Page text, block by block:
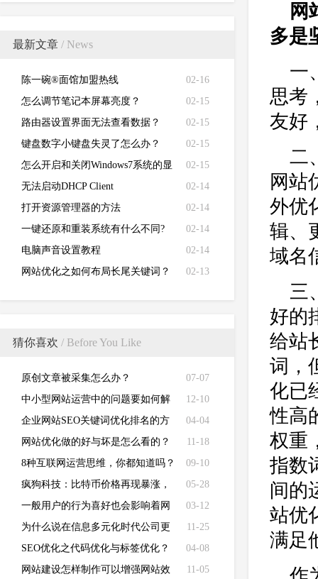
最新文章 / News
02-16
陈一碗®面馆加盟热线
02-15
怎么调节笔记本屏幕亮度？
02-15
路由器设置界面无法查看数据？
02-15
键盘数字小键盘失灵了怎么办？
02-15
怎么开启和关闭Windows7系统的显
卡硬件加速功能
02-14
无法启动DHCP Client
02-14
打开资源管理器的方法
02-14
一键还原和重装系统有什么不同?
02-14
电脑声音设置教程
02-13
网站优化之如何布局长尾关键词？
猜你喜欢 / Before You Like
07-07
原创文章被采集怎么办？
12-10
中小型网站运营中的问题要如何解
决？
04-04
企业网站SEO关键词优化排名的方
法
11-18
网站优化做的好与坏是怎么看的？
09-10
8种互联网运营思维，你都知道吗？
05-28
疯狗科技：比特币价格再现暴涨，
狂热背后谨防泡沫风险
03-12
一般用户的行为喜好也会影响着网
站的优化排名？
11-25
为什么说在信息多元化时代公司更
需要设计制作网站
04-08
SEO优化之代码优化与标签优化？
11-05
网站建设怎样制作可以增强网站效
网
多是
一
思考
友好
二
网站
外优
辑、
域名
三
好的
给站
词，
化已
性高
权重
指数
间的
站优
满足